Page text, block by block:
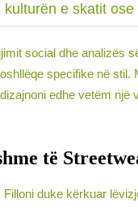
e skatit
social dhe
specifike në
edhe vetëm
të
duke kërkuar